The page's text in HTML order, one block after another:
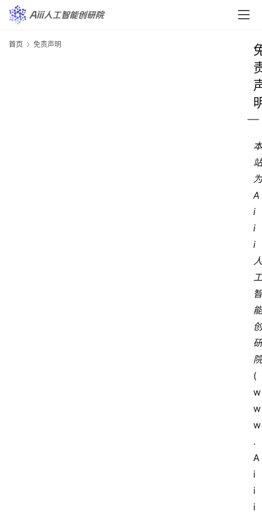
首页 免责声明
本
站
为
A
i
i
i
人
工
智
能
创
研
院
(
w
w
w
.
A
i
i
i